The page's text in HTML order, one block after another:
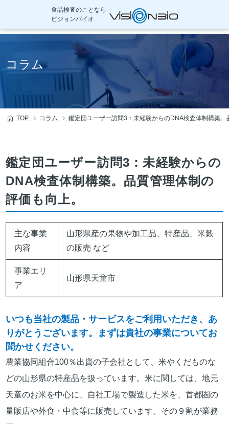
へ
食品検査のことなら
ビジョンバイオ
コラム
TOP コラム 鑑定団ユーザー訪問3：未経験からのDNA検査体制構築
鑑定団ユーザー訪問3：未経験からの
DNA検査体制構築。品質管理体制の
評価も向上。
主な事業
内容
山形県産の果物や加工品、特産品、米穀
の販売 など
事業エリ
ア
山形県天童市
いつも当社の製品・サービスをご利用いただき、あ
りがとうございます。まずは貴社の事業についてお
聞かせください。
農業協同組合100％出資の子会社として、米やくだものな
どの山形県の特産品を扱っています。米に関しては、地元
天童のお米を中心に、自社工場で製造した米を、首都圏の
量販店や外食・中食等に販売しています。その９割が業務